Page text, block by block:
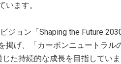
ます。
ジョン「Shaping the Future
掲げ、「カーボンニュートラ
た持続的な成長を目指してい